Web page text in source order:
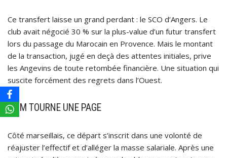
Ce transfert laisse un grand perdant : le SCO d’Angers. Le
club avait négocié 30 % sur la plus-value d’un futur transfert
lors du passage du Marocain en Provence. Mais le montant
de la transaction, jugé en deçà des attentes initiales, prive
les Angevins de toute retombée financière. Une situation qui
suscite forcément des regrets dans l’Ouest.
L’OM TOURNE UNE PAGE
Côté marseillais, ce départ s’inscrit dans une volonté de
réajuster l’effectif et d’alléger la masse salariale. Après une